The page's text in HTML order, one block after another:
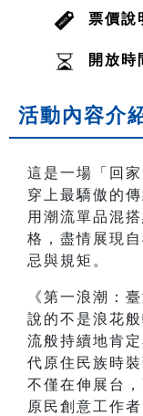
票價說
開放時
活動內容介
這是一場「回
穿上最驕傲的
用潮流單品混
格，盡情展現
忌與規矩。
《第一浪潮：
說的不是浪花
流般持續地肯
代原住民族時
不僅在伸展台
原民創意工作